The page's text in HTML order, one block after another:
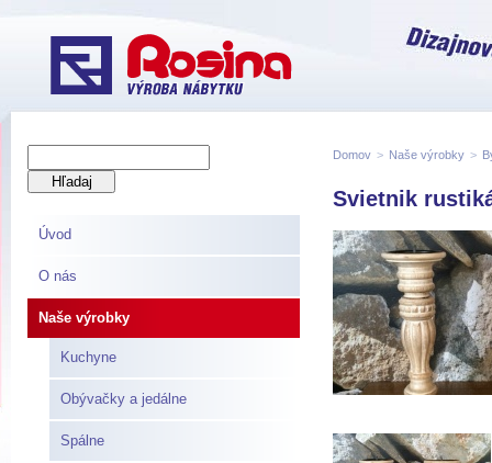
Úvod
O nás
Naše výrobky
Kuchyne
Obývačky a jedálne
Spálne
Domov > Naše výrobky >
Svietnik